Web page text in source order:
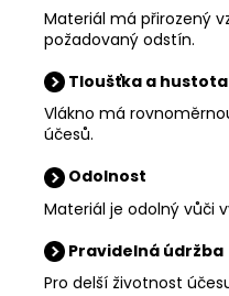
Materiál má přirozený
požadovaný odstín.
Tloušťka a hustota
Vlákno má
účesů.
Odolnost
Materiál je odolný vůči
Pravidelná údržba
Pro delší životnost